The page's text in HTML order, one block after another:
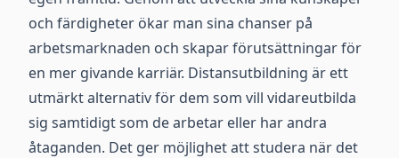
och färdigheter ökar man sina chanser på
arbetsmarknaden och skapar förutsättningar för
en mer givande karriär. Distansutbildning är ett
utmärkt alternativ för dem som vill vidareutbilda
sig samtidigt som de arbetar eller har andra
åtaganden. Det ger möjlighet att studera när det